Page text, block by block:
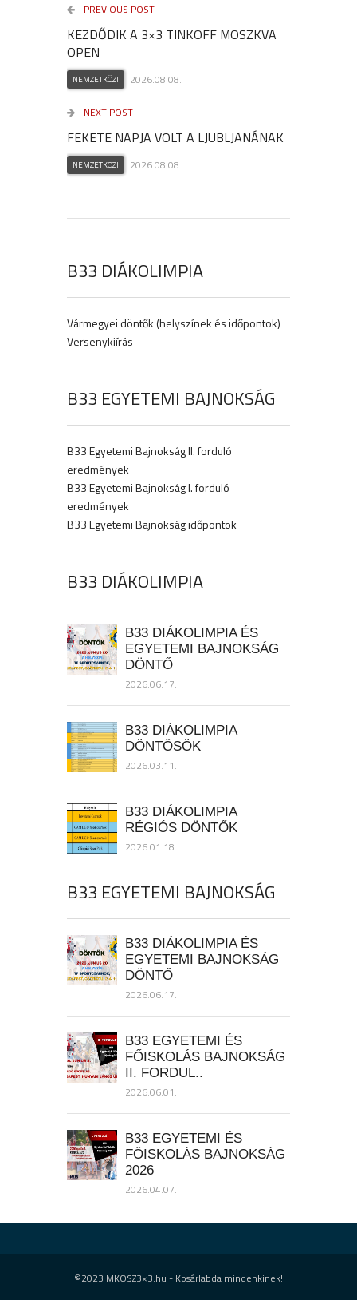
PREVIOUS POST
KEZDŐDIK A 3×3 TINKOFF MOSZKVA
OPEN
NEMZETKÖZI 2026.08.08.
NEXT POST
FEKETE NAPJA VOLT A LJUBLJANÁNAK
NEMZETKÖZI 2026.08.08.
B33 DIÁKOLIMPIA
Vármegyei döntők (helyszínek és időpontok)
Versenykiírás
B33 EGYETEMI BAJNOKSÁG
B33 Egyetemi Bajnokság II. forduló
eredmények
B33 Egyetemi Bajnokság I. forduló
eredmények
B33 Egyetemi Bajnokság időpontok
B33 DIÁKOLIMPIA
B33 DIÁKOLIMPIA ÉS
EGYETEMI BAJNOKSÁG
DÖNTŐ
2026.06.17.
B33 DIÁKOLIMPIA
DÖNTŐSÖK
2026.03.11.
B33 DIÁKOLIMPIA
RÉGIÓS DÖNTŐK
2026.01.18.
B33 EGYETEMI BAJNOKSÁG
B33 DIÁKOLIMPIA ÉS
EGYETEMI BAJNOKSÁG
DÖNTŐ
2026.06.17.
B33 EGYETEMI ÉS
FŐISKOLÁS BAJNOKSÁG
II. FORDUL..
2026.06.01.
B33 EGYETEMI ÉS
FŐISKOLÁS BAJNOKSÁG
2026
2026.04.07.
©2023 MKOSZ3×3.hu - Kosárlabda mindenkinek!